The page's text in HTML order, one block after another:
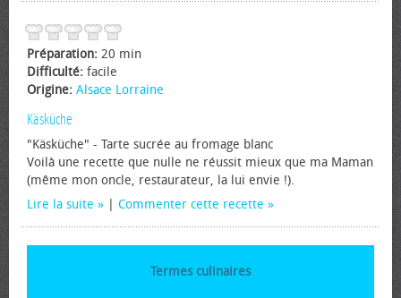
Préparation: 20 min
Difficulté: facile
Origine: Alsace Lorraine
Käsküche
"Käsküche" - Tarte sucrée au fromage blanc
Voilà une recette que nulle ne réussit mieux que ma Maman
(même mon oncle, restaurateur, la lui envie !).
Lire la suite
Commenter cette recette
Termes culinaires